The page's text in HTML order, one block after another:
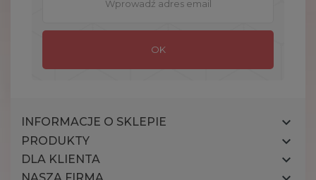
INFORMACJE O SKLEPIE 
PRODUKTY 
DLA KLIENTA 
NASZA FIRMA